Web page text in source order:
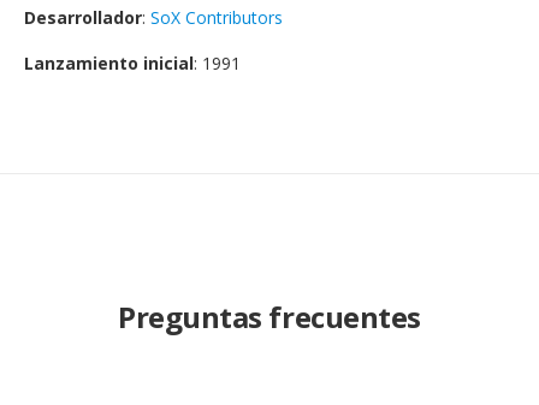
Desarrollador: SoX Contributors
Lanzamiento inicial: 1991
Preguntas frecuentes